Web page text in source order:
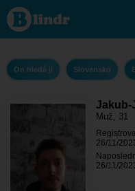
Jakub-
Jamie - On
hledá ji
Bratislavský
Pezinok
On hledá ji Slovensko
Muž, 31
26/11/
26/11/